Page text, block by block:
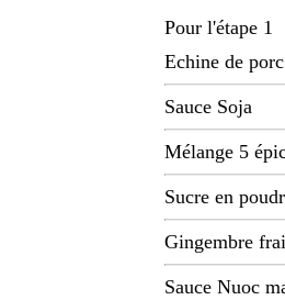
Pour l'étape 1
Echine de porc
Sauce Soja
Mélange 5
Sucre en
Gingembre
Sauce Nuoc